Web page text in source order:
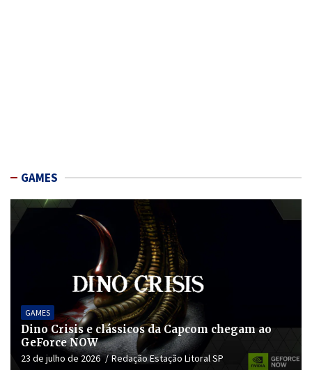
GAMES
GAMES
Dino Crisis e clássicos da Capcom chegam ao
GeForce NOW
23 de julho de 2026 Redação Estação Litoral SP